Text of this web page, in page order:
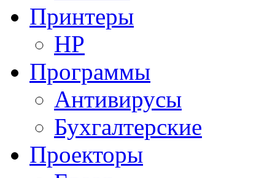
Принтеры
HP
Программы
Антивирусы
Бухгалтерские
Проекторы